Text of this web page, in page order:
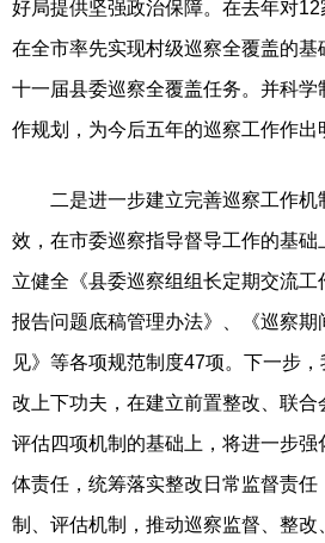
好局提供坚强政治保障。在去年对12
在全市率先实现村级巡察全覆盖的
十一届县委巡察全覆盖任务。并科学
作规划，为今后五年的巡察工作作出
二是进一步建立完善巡察工作机
效，在市委巡察指导督导工作的基础
立健全《县委巡察组组长定期交流
报告问题底稿管理办法》、《巡察期
见》等各项规范制度47项。下一步
改上下功夫，在建立前置整改、联合
评估四项机制的基础上，将进一步强
体责任，统筹落实整改日常监督责
制、评估机制，推动巡察监督、整改